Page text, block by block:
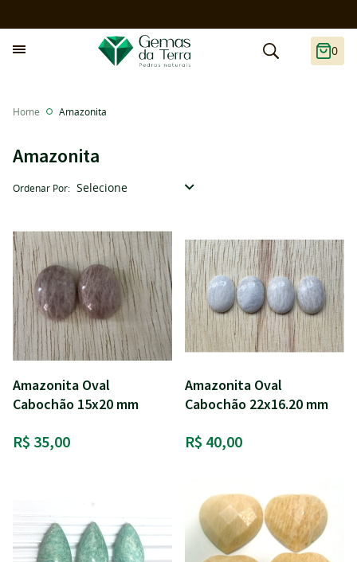
0
Amazonita
Home Amazonita
Ordenar Por Selecione
Amazonita Oval
Cabochão 15x20 mm
R$ 35,00
Amazonita Oval
Cabochão 22x16.20 mm
R$ 40,00